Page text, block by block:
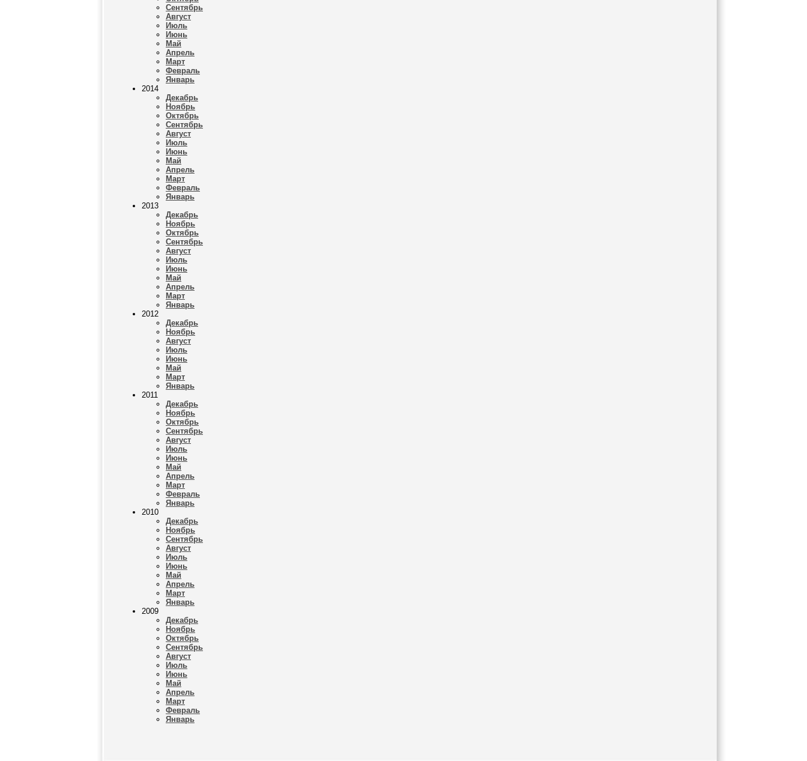
Сентябрь
Август
Июль
Июнь
Май
Апрель
Март
Февраль
Январь
2014
Декабрь
Ноябрь
Октябрь
Сентябрь
Август
Июль
Июнь
Май
Апрель
Март
Февраль
Январь
2013
Декабрь
Ноябрь
Октябрь
Сентябрь
Август
Июль
Июнь
Май
Апрель
Март
Январь
2012
Декабрь
Ноябрь
Август
Июль
Июнь
Май
Март
Январь
2011
Декабрь
Ноябрь
Октябрь
Сентябрь
Август
Июль
Июнь
Май
Апрель
Март
Февраль
Январь
2010
Декабрь
Ноябрь
Сентябрь
Август
Июль
Июнь
Май
Апрель
Март
Январь
2009
Декабрь
Ноябрь
Октябрь
Сентябрь
Август
Июль
Июнь
Май
Апрель
Март
Февраль
Январь